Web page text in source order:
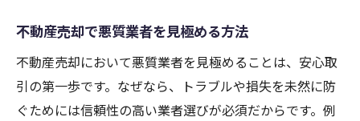
不動産売却で悪質業者を見極める方法
不動産売却において悪質業者を見極めることは、安心取
引の第一歩です。なぜなら、トラブルや損失を未然に防
ぐためには信頼性の高い業者選びが必須だからです。例